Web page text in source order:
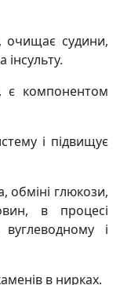
очищає сyдини,
є компонентом
і підвищує
обміні глюкози,
в процесі
вуглеводному і
в ниpках.